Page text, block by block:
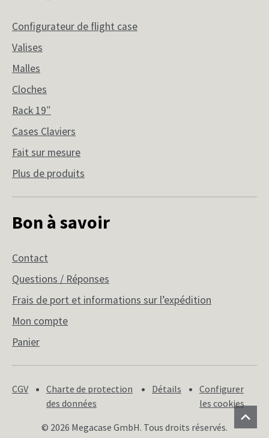
Configurateur de flight case
Valises
Malles
Cloches
Rack 19″
Cases Claviers
Fait sur mesure
Plus de produits
Bon à savoir
Contact
Questions / Réponses
Frais de port et informations sur l’expédition
Mon compte
Panier
CGV
Charte de protection
des données
Détails
Configurer
les cookies
© 2026 Megacase GmbH. Tous droits réservés.